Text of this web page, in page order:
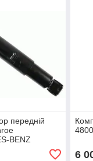
передній
BENZ
6